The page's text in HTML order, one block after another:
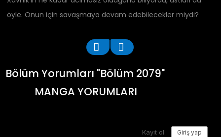
öyle. Onun için savaşmaya devam edebilecekler miydi?
Bölüm Yorumları "Bölüm 2079"
MANGA YORUMLARI